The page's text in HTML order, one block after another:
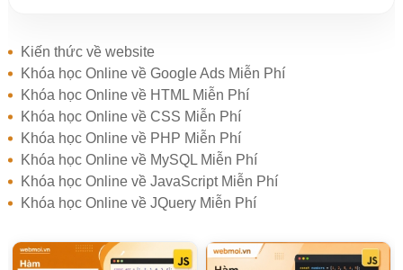
Kiến thức về website
Khóa học Online về Google Ads Miễn Phí
Khóa học Online về HTML Miễn Phí
Khóa học Online về CSS Miễn Phí
Khóa học Online về PHP Miễn Phí
Khóa học Online về MySQL Miễn Phí
Khóa học Online về JavaScript Miễn Phí
Khóa học Online về JQuery Miễn Phí